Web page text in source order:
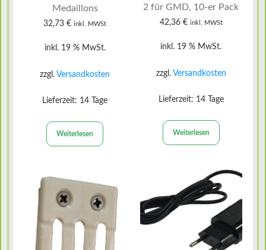
Medaillons
32,73€ inkl. MWSt
inkl. 19 % MwSt.
zzgl.Versandkosten
Lieferzeit: 14 Tage
Weiterlesen
2 für GMD, 10-er Pack
42,36 € inkl. MWSt
inkl. 19 % MwSt.
zzgl. Versandkosten
Lieferzeit: 14 Tage
Weiterlesen